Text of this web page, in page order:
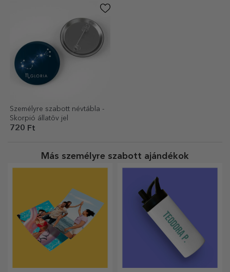
Személyre szabott névtábla -
Skorpió állatöv jel
720 Ft
Más személyre szabott ajándékok